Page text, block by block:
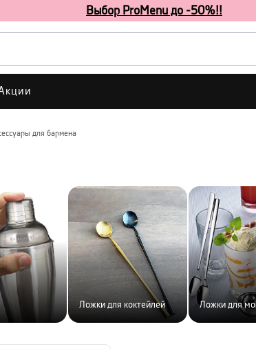
Выбор ProMenu до -50%!!
для бармена
Ложки для коктейлей Ложки для